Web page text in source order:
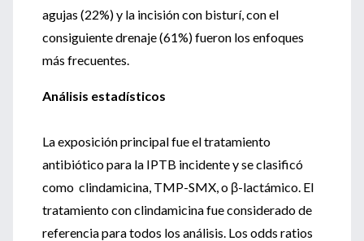
agujas (22%) y la incisión con bisturí, con el
consiguiente drenaje (61%) fueron los enfoques
más frecuentes.
Análisis estadísticos
La exposición principal fue el tratamiento
antibiótico para la IPTB incidente y se clasificó
como clindamicina, TMP-SMX, o β-lactámico. El
tratamiento con clindamicina fue considerado de
referencia para todos los análisis. Los odds ratios